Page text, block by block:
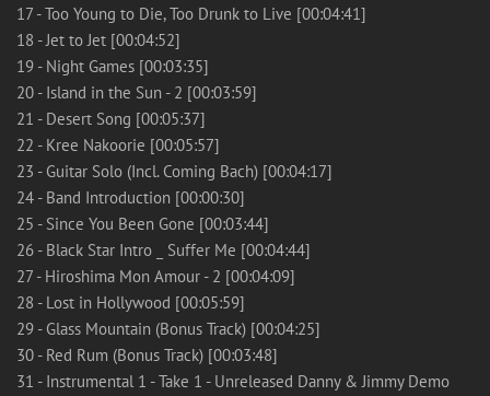
17 - Too Young to Die, Too Drunk to Live [00:04:41]
18 - Jet to Jet [00:04:52]
19 - Night Games [00:03:35]
20 - Island in the Sun - 2 [00:03:59]
21 - Desert Song [00:05:37]
22 - Kree Nakoorie [00:05:57]
23 - Guitar Solo (Incl. Coming Bach) [00:04:17]
24 - Band Introduction [00:00:30]
25 - Since You Been Gone [00:03:44]
26 - Black Star Intro _ Suffer Me [00:04:44]
27 - Hiroshima Mon Amour - 2 [00:04:09]
28 - Lost in Hollywood [00:05:59]
29 - Glass Mountain (Bonus Track) [00:04:25]
30 - Red Rum (Bonus Track) [00:03:48]
31 - Instrumental 1 - Take 1 - Unreleased Danny & Jimmy Demo